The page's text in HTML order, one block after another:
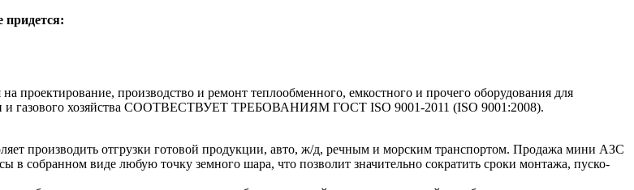
придется:
проектирование, производство и ремонт теплообменного, емкостного и прочего оборудования для
и газового хозяйства СООТВЕСТВУЕТ ТРЕБОВАНИЯМ ГОСТ ISO 9001-2011 (ISO 9001:2008).
производить отгрузки готовой продукции, авто, ж/д, речным и морским транспортом. Продажа мини АЗС
в собранном виде любую точку земного шара, что позволит значительно сократить сроки монтажа, пуско-